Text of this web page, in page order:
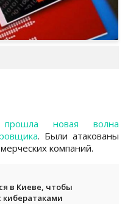
прошла новая волна
. Были атакованы
компаний.
в Киеве, чтобы
кибератаками